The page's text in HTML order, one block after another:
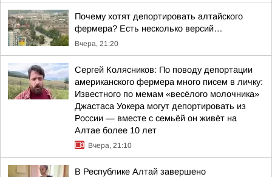
Почему хотят депортировать алтайского
фермера? Есть несколько версий…
Вчера, 21:20
Сергей Колясников: По поводу депортации
американского фермера много писем в личку:
Известного по мемам «весёлого молочника»
Джастаса Уокера могут депортировать из
России — вместе с семьёй он живёт на
Алтае более 10 лет
Вчера, 21:10
В Республике Алтай завершено